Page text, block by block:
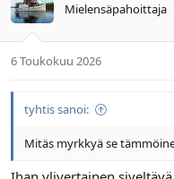
Mielensäpahoittaja
6 Toukokuu 2026
tyhtis sanoi:
Mitäs myrkkyä se